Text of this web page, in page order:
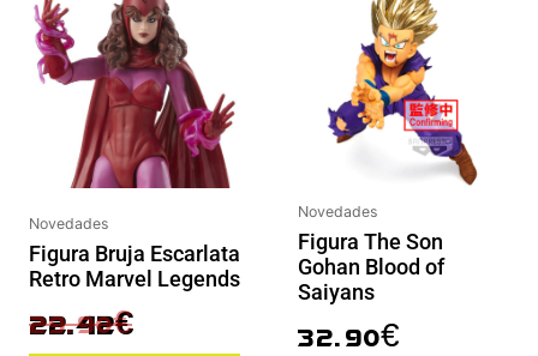
Novedades
Figura Bruja Escarlata
Retro Marvel Legends
29.90€
22.42€
Novedades
Figura The Son
Gohan Blood of
Saiyans
32.90€